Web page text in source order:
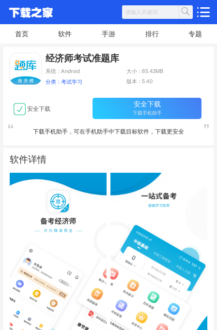
首页 软件 手游 排行 专题
经济师考试准题库
系统：Android 大小：85.43MB
分类：考试学习 版本：5.40
安全下载
安全下载
下载手机助手
下载手机助手，可在手机助手中下载目标软件，下载更安全
软件详情